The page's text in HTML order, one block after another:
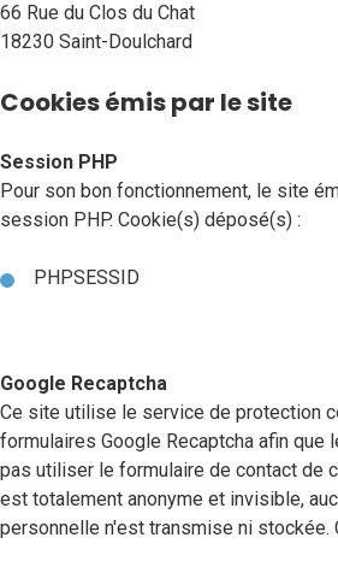
66 Rue du Clos du Chat
18230 Saint-Doulchard
Cookies émis par le site
Session PHP
Pour son bon fonctionnement, le site
session PHP. Cookie(s) déposé(s) :
PHPSESSID
Google Recaptcha
Ce site utilise le service de protection
formulaires Google Recaptcha afin que
pas utiliser le formulaire de contact de
est totalement anonyme et invisible,
personnelle n'est transmise ni stockée.